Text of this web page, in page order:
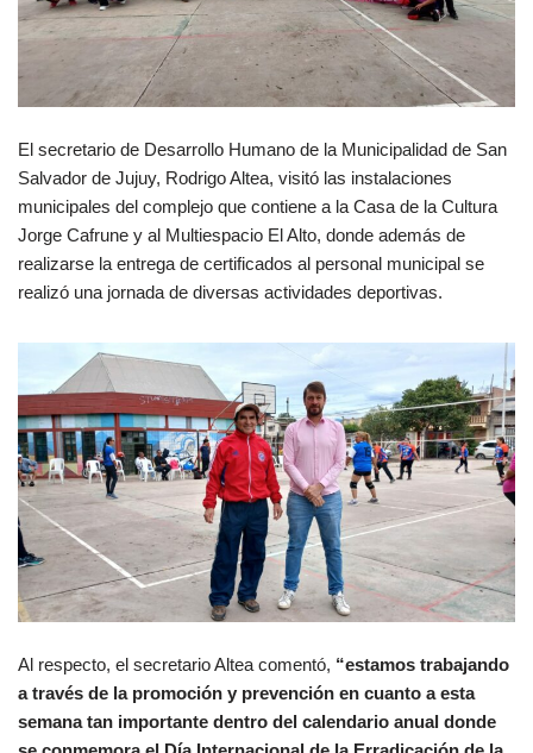
El secretario de Desarrollo Humano de la Municipalidad de San
Salvador de Jujuy, Rodrigo Altea, visitó las instalaciones
municipales del complejo que contiene a la Casa de la Cultura
Jorge Cafrune y al Multiespacio El Alto, donde además de
realizarse la entrega de certificados al personal municipal se
realizó una jornada de diversas actividades deportivas.
Al respecto, el secretario Altea comentó, “estamos trabajando
a través de la promoción y prevención en cuanto a esta
semana tan importante dentro del calendario anual donde